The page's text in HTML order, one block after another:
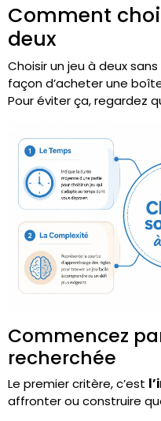
Comment
deux
Choisir un jeu à deux
façon d’acheter une
Pour éviter ça, regardez
Commencez
recherchée
Le premier critère, c’est
affronter ou construire